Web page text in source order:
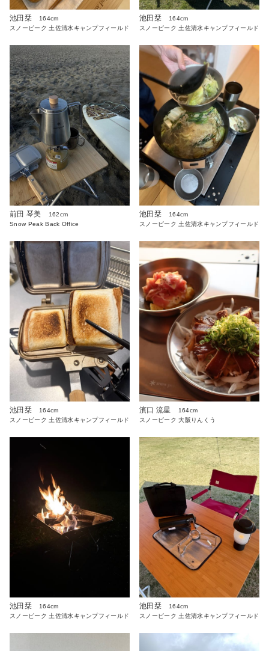
池田栞
164cm
スノーピーク 土佐清水キャンプフィールド
池田栞
164cm
スノーピーク 土佐清水キャンプフィールド
前田 琴美
162cm
Snow Peak Back Office
池田栞
164cm
スノーピーク 土佐清水キャンプフィールド
池田栞
164cm
スノーピーク 土佐清水キャンプフィールド
濱口 流星
164cm
スノーピーク 大阪りんくう
池田栞
164cm
スノーピーク 土佐清水キャンプフィールド
池田栞
164cm
スノーピーク 土佐清水キャンプフィールド